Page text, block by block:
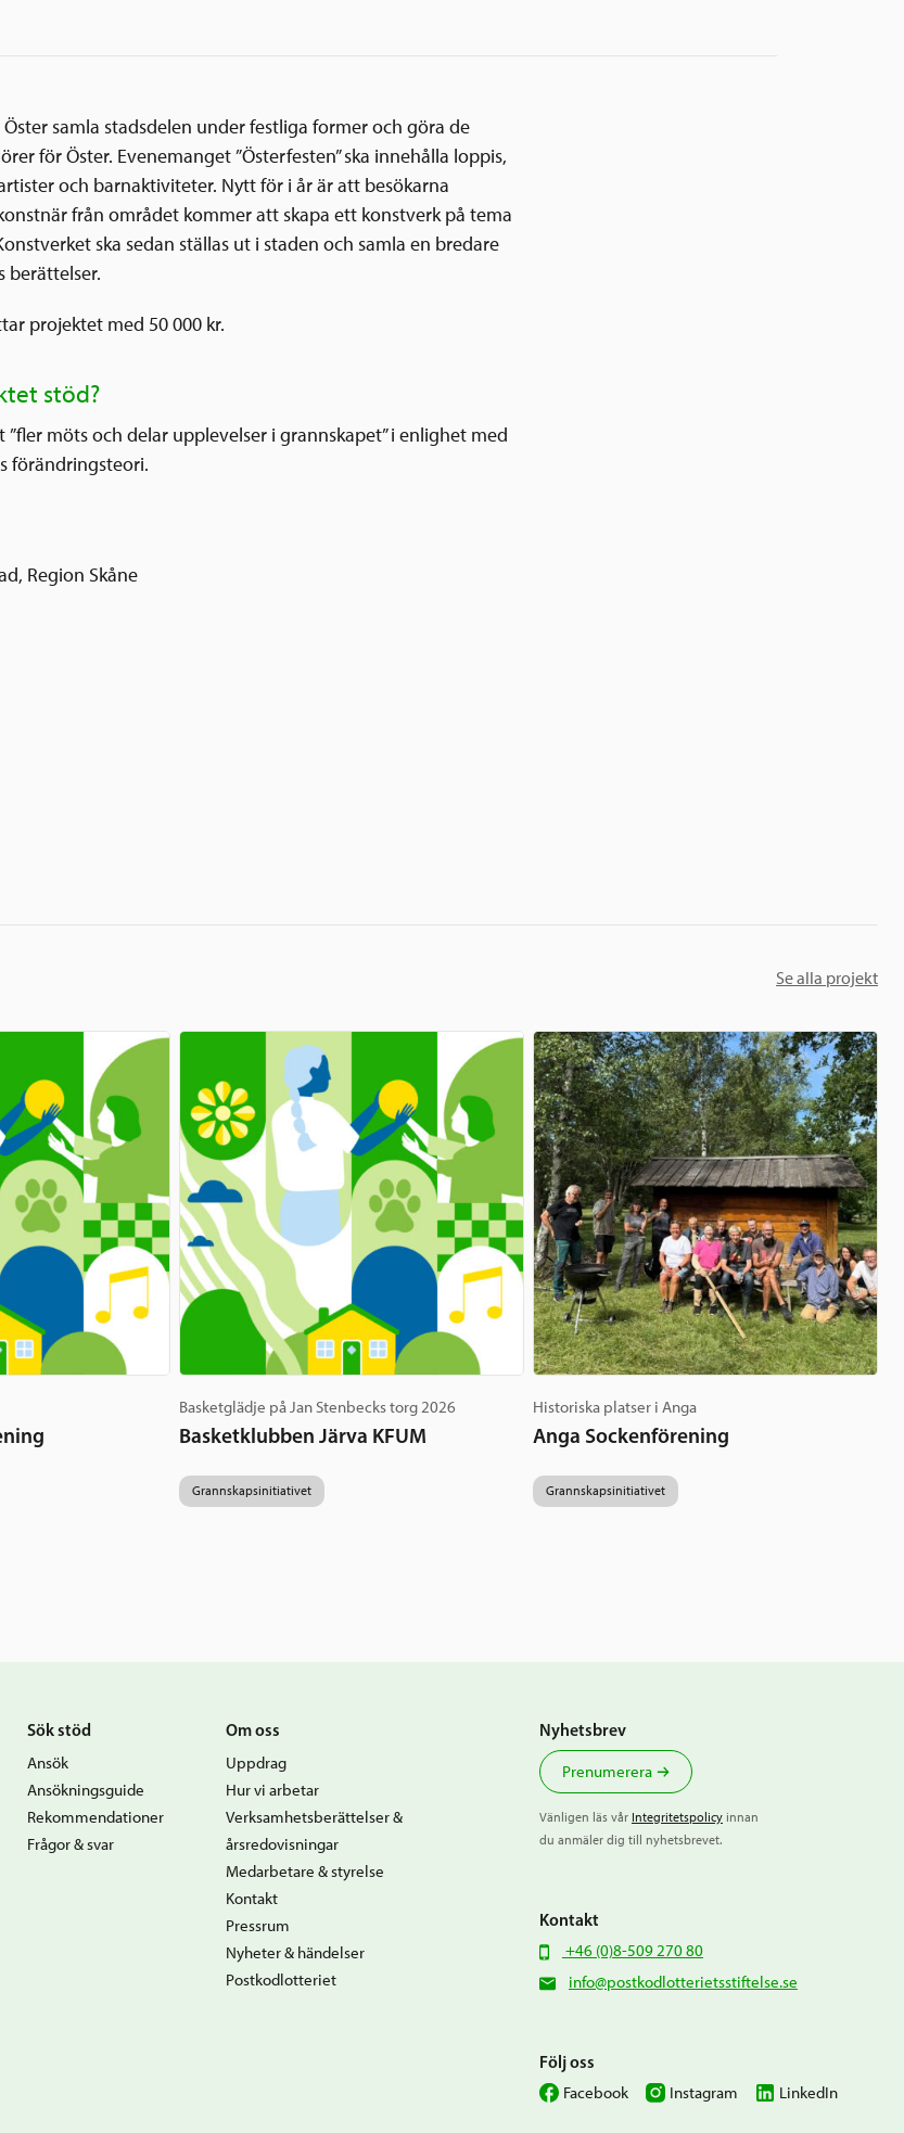
samla stadsdelen under festliga former och göra de
för Öster. Evenemanget ”Österfesten” ska innehålla loppis,
och barnaktiviteter. Nytt för i år är att besökarna
från området kommer att skapa ett konstverk på tema
ska sedan ställas ut i staden och samla en bredare
berättelser.
projektet med 50 000 kr.
stöd?
möts och delar upplevelser i grannskapet” i enlighet med
förändringsteori.
Region Skåne
Se alla projekt
Basketglädje på Jan Stenbecks torg 2026
Basketklubben Järva KFUM
Grannskapsinitiativet
Historiska platser i Anga
Anga Sockenförening
Grannskapsinitiativet
Sök stöd
Ansök
Ansökningsguide
Rekommendationer
Frågor & svar
Om oss
Uppdrag
Hur vi arbetar
Verksamhetsberättelser &
årsredovisningar
Medarbetare & styrelse
Kontakt
Pressrum
Nyheter & händelser
Postkodlotteriet
Nyhetsbrev
Prenumerera
Vänligen läs vår Integritetspolicyinnan
du anmäler dig till nyhetsbrevet.
Kontakt
+46 (0)8-509 270 80
info@postkodlotterietsstiftelse.se
Följ oss
Facebook Instagram LinkedIn